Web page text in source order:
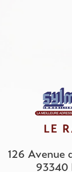
LE
126 Avenue
93340